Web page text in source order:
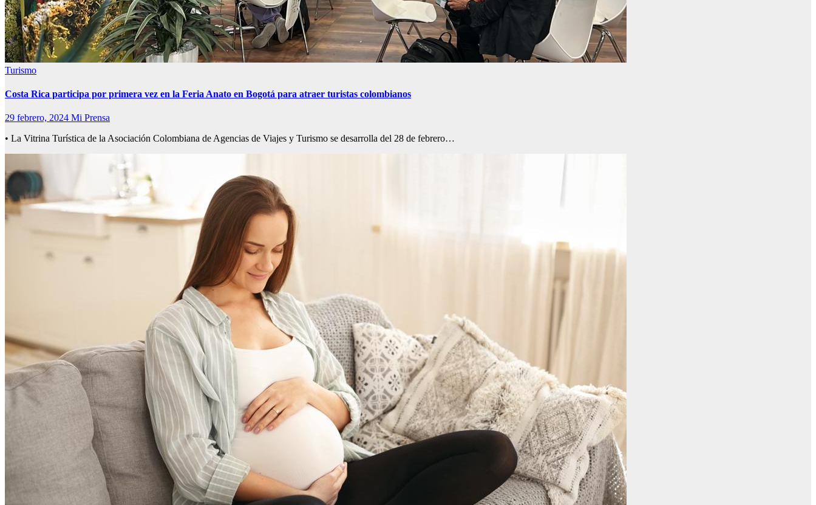
Turismo
Costa Rica participa por primera vez en la Feria Anato en Bogotá para atraer turistas colombianos
29 febrero, 2024 Mi Prensa
• La Vitrina Turística de la Asociación Colombiana de Agencias de Viajes y Turismo se desarrolla del 28 de febrero…